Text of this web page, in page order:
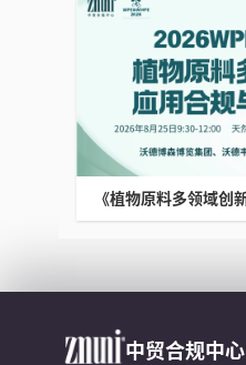
中贸合规中心